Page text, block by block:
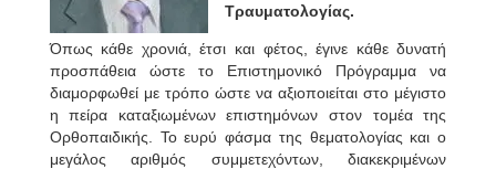
Τραυματολογίας.
Όπως κάθε χρονιά, έτσι και φέτος, έγινε κάθε δυνατή
προσπάθεια ώστε το Επιστημονικό Πρόγραμμα να
διαμορφωθεί με τρόπο ώστε να αξιοποιείται στο μέγιστο
η πείρα καταξιωμένων επιστημόνων στον τομέα της
Ορθοπαιδικής. Το ευρύ φάσμα της θεματολογίας και ο
μεγάλος αριθμός συμμετεχόντων, διακεκριμένων